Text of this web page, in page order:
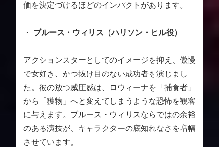
価を決定づけるほどのインパクトがあります。
・ ブルース・ウィリス（ハリソン・ヒル役）
アクションスターとしてのイメージを抑え、傲慢
で女好き、かつ抜け目のない成功者を演じまし
た。彼の放つ威圧感は、ロウィーナを「捕食者」
から「獲物」へと変えてしまうような恐怖を観客
に与えます。ブルース・ウィリスならではの余裕
のある演技が、キャラクターの底知れなさを増幅
させています。